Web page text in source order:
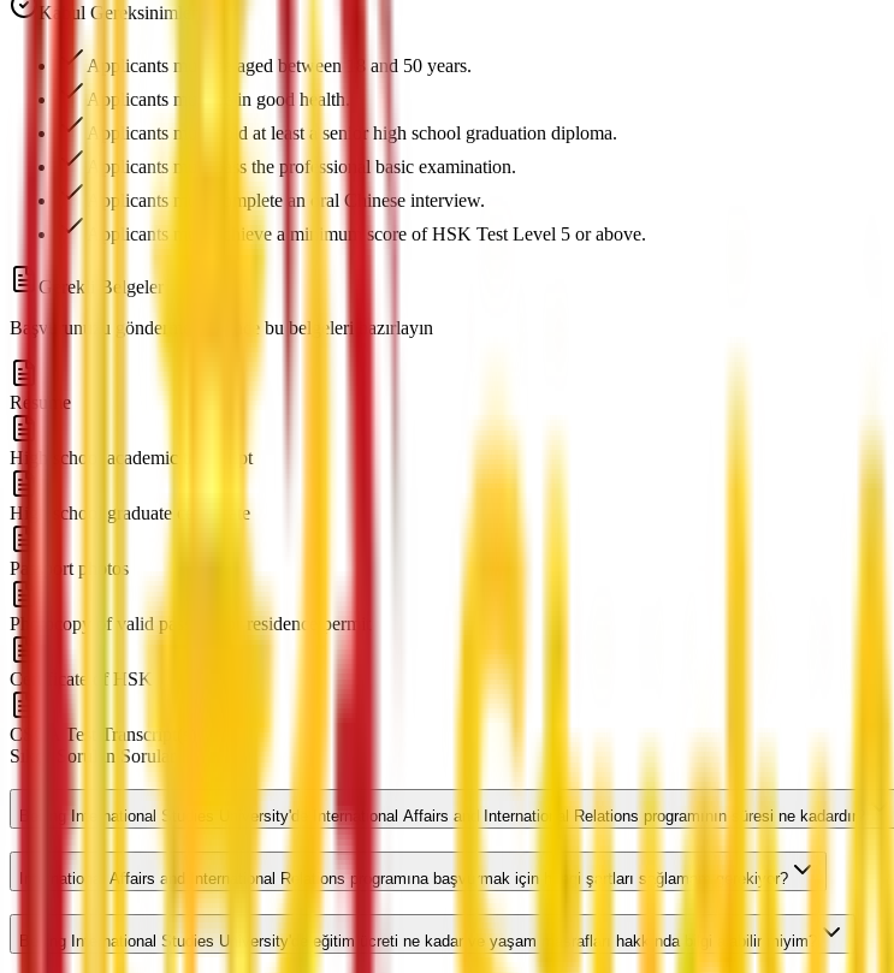
Kabul Gereksinimleri
Applicants must be aged between 18 and 50 years.
Applicants must be in good health.
Applicants must hold at least a senior high school graduation diploma.
Applicants must pass the professional basic examination.
Applicants must complete an oral Chinese interview.
Applicants must achieve a minimum score of HSK Test Level 5 or above.
Gerekli Belgeler
Başvurunuzu göndermeden önce bu belgeleri hazırlayın
Resume
High school academic transcript
High school graduate certificate
Passport photos
Photocopy of valid passport or residence permit
Certificate of HSK
CSCA Test Transcript(s)
Sıkça Sorulan Sorular
Beijing International Studies University'de International Affairs and International Relations programının süresi ne kadardır?
International Affairs and International Relations programına başvurmak için hangi şartları sağlamam gerekiyor?
Beijing International Studies University'de eğitim ücreti ne kadar ve yaşam masrafları hakkında bilgi alabilir miyim?